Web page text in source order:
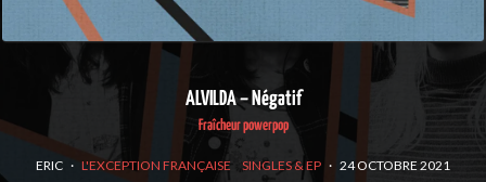
ALVILDA – Négatif
Fraîcheur powerpop
ERIC · L'EXCEPTION FRANÇAISE SINGLES & EP · 24 OCTOBRE 2021